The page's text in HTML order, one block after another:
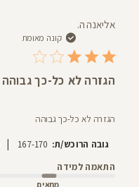
אליאנה ה.
קונה מאומת
הגזרה לא כל-כך גבוהה
הגזרה לא כל-כך גבוהה
גובה הרוכש/ת: 167-170
התאמה למידה
מתאים